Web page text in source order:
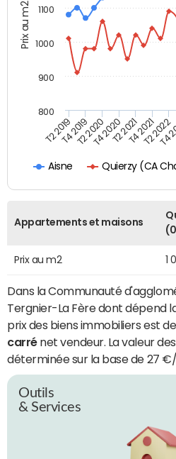
Prix au m2
Aisne Quierzy (CA
T2 2019T4 2019T2 2020T4 2020T2 2021T4 2021T2 2022
T4
800
900
1000
1100
Appartements et maisons
Prix au m2 1
Dans la Communauté
Tergnier-La Fère dont dépend
prix des biens immobiliers est de
carrénet vendeur. La valeur
déterminée sur la base de 27 €/
Outils
& Services